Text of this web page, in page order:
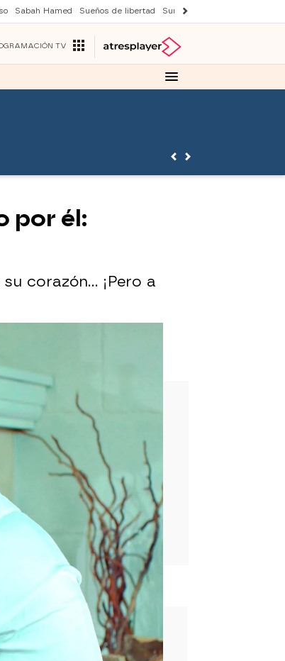
Sabah Hamed Sueños de libertad Suri y Tom Cruise
TV
por él:
corazón… ¡Pero a